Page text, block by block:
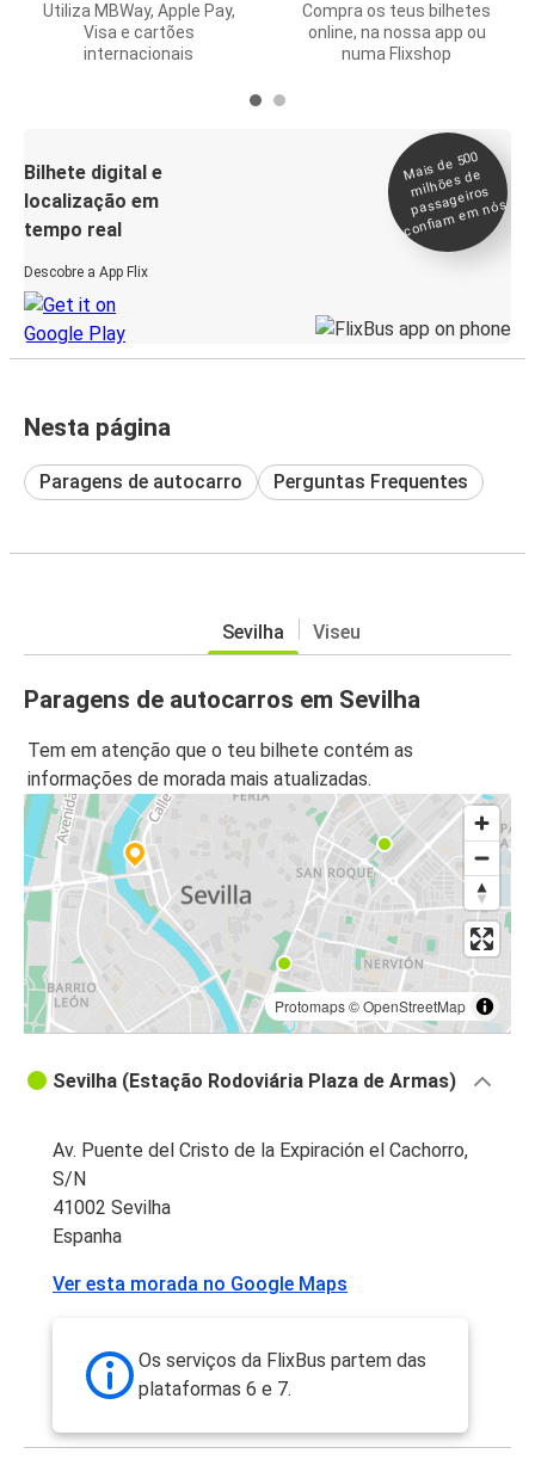
Utiliza MBWay, Apple Pay,
Visa e cartões
internacionais
Compra os teus bilhetes
online, na nossa app ou
numa Flixshop
Bilhete digital e
localização em
tempo real
Descobre a App Flix
Mais de 500
milhões de
passageiros
confia
m e
m nós
Nesta página
Paragens de autocarro Perguntas Frequentes
Sevilha Viseu
Paragens de autocarros em Sevilha
Tem em atenção que o teu bilhete contém as
informações de morada mais atualizadas.
Protomaps©OpenStreetMap
Sevilha (Estação Rodoviária Plaza de Armas)
Av. Puente del Cristo de la Expiración el Cachorro,
S/N
41002 Sevilha
Espanha
Ver esta morada no Google Maps
Os serviços da FlixBus partem das
plataformas 6 e 7.